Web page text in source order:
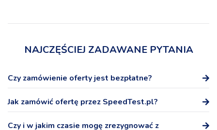
NAJCZĘŚCIEJ ZADAWANE PYTANIA
Czy zamówienie oferty jest bezpłatne?
Tak, zamówienie oferty na stronie SpeedTest.pl nie wiąże
się z żadnymi dodatkowymi kosztami.
Jak zamówić ofertę przez SpeedTest.pl?
Po wybraniu oferty podaj numer telefonu, a przedstawicel
Czy i w jakim czasie mogę zrezygnować z